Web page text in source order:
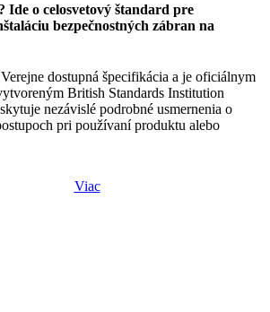
Ide o celosvetový štandard pre
bezpečnostných zábran na
dostupná špecifikácia a je oficiálnym
British Standards Institution
nezávislé podrobné usmernenia o
pri používaní produktu alebo
Viac